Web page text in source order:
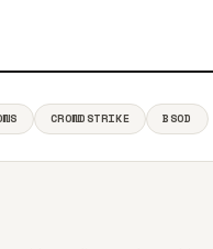
CROWDSTRIKE BSOD